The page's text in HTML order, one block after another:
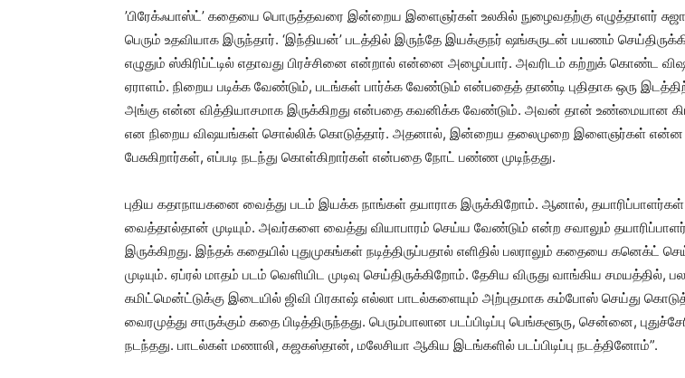
’பிரேக்ஃபாஸ்ட்’ கதையை பொருத்தவரை இன்றைய இளைஞர்கள் உலகில் நுழைவதற்கு எழுத்தாளர்
பெரும் உதவியாக இருந்தார். ‘இந்தியன்’ படத்தில் இருந்தே இயக்குநர் ஷங்கருடன் பயணம்
எழுதும் ஸ்கிரிப்ட்டில் எதாவது பிரச்சினை என்றால் என்னை அழைப்பார். அவரிடம் கற்றுக் கொண்ட
ஏராளம். நிறைய படிக்க வேண்டும், படங்கள் பார்க்க வேண்டும் என்பதைத் தாண்டி புதிதாக ஒரு
அங்கு என்ன வித்தியாசமாக இருக்கிறது என்பதை கவனிக்க வேண்டும். அவன் தான் உண்மையான
என நிறைய விஷயங்கள் சொல்லிக் கொடுத்தார். அதனால், இன்றைய தலைமுறை இளைஞர்கள் என்ன
பேசுகிறார்கள், எப்படி நடந்து கொள்கிறார்கள் என்பதை நோட் பண்ண முடிந்தது.
புதிய கதாநாயகனை வைத்து படம் இயக்க நாங்கள் தயாராக இருக்கிறோம். ஆனால்,
வைத்தால்தான் முடியும். அவர்களை வைத்து வியாபாரம் செய்ய வேண்டும் என்ற சவாலும்
இருக்கிறது. இந்தக் கதையில் புதுமுகங்கள் நடித்திருப்பதால் எளிதில் பலராலும் கதையை கனெக்ட்
முடியும். ஏப்ரல் மாதம் படம் வெளியிட முடிவு செய்திருக்கிறோம். தேசிய விருது வாங்கிய சமயத்தில், பல
கமிட்மென்ட்டுக்கு இடையில் ஜிவி பிரகாஷ் எல்லா பாடல்களையும் அற்புதமாக கம்போஸ் செய்து
வைரமுத்து சாருக்கும் கதை பிடித்திருந்தது. பெரும்பாலான படப்பிடிப்பு பெங்களூரு, சென்னை,
நடந்தது. பாடல்கள் மணாலி, கஜகஸ்தான், மலேசியா ஆகிய இடங்களில் படப்பிடிப்பு நடத்தினோம்”.